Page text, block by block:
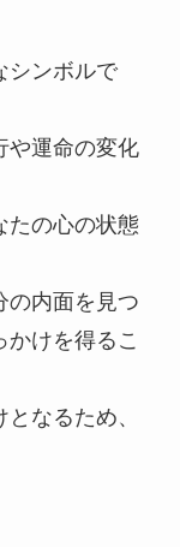
シンボルで
や運命の変化
たの心の状態
の内面を見つ
けを得るこ
なるため、